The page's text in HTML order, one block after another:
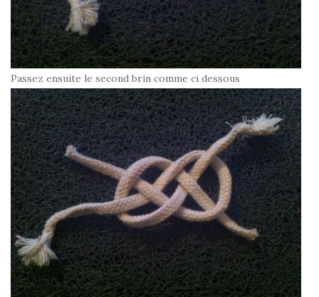
Passez ensuite le second brin comme ci dessous